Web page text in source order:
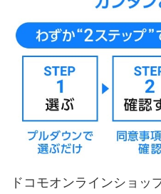
ドコモオンラインショッ